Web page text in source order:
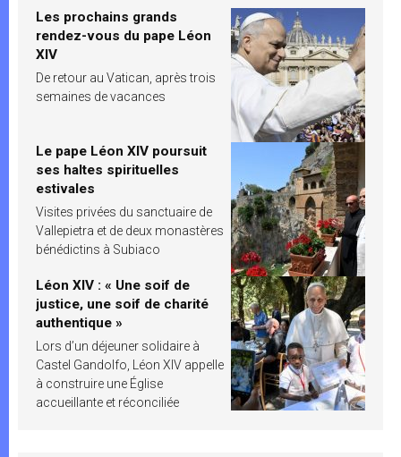
Les prochains grands
rendez-vous du pape Léon
XIV
De retour au Vatican, après trois
semaines de vacances
Le pape Léon XIV poursuit
ses haltes spirituelles
estivales
Visites privées du sanctuaire de
Vallepietra et de deux monastères
bénédictins à Subiaco
Léon XIV : « Une soif de
justice, une soif de charité
authentique »
Lors d’un déjeuner solidaire à
Castel Gandolfo, Léon XIV appelle
à construire une Église
accueillante et réconciliée